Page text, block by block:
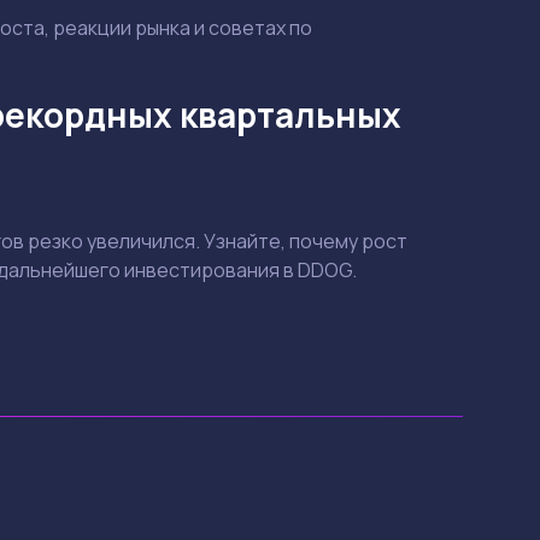
реакции рынка и советах по
квартальных
резко увеличился. Узнайте, почему рост
инвестирования в DDOG.
Смотреть
Смотреть